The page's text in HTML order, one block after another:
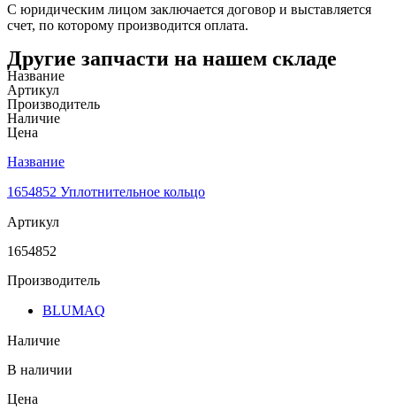
С юридическим лицом заключается договор и выставляется
счет, по которому производится оплата.
Другие запчасти на нашем складе
Название
Артикул
Производитель
Наличие
Цена
Название
1654852 Уплотнительное кольцо
Артикул
1654852
Производитель
BLUMAQ
Наличие
В наличии
Цена